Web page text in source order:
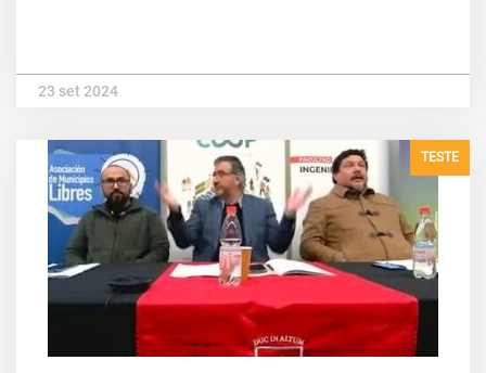
23 set 2024
TESTE